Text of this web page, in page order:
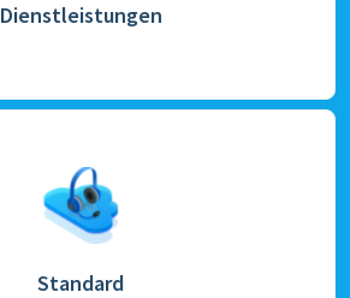
Dienstleistungen
Standard